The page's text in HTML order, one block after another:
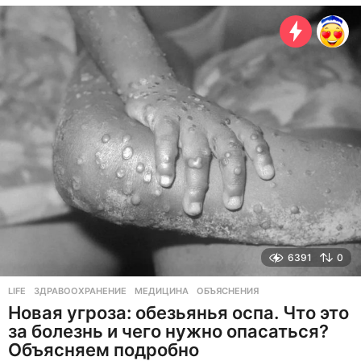
о
н
з
а
6391 0
LIFE ЗДРАВООХРАНЕНИЕ ,МЕДИЦИНА ,ОБЪЯСНЕНИЯ
Новая угроза: обезьянья оспа. Что это
за болезнь и чего нужно опасаться?
Объясняем подробно